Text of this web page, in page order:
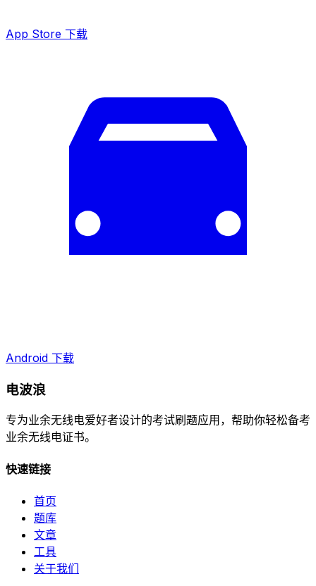
App Store 下载
Android 下载
电波浪
专为业余无线电爱好者设计的考试刷题应用，帮助你轻松备考
业余无线电证书。
快速链接
首页
题库
文章
工具
关于我们